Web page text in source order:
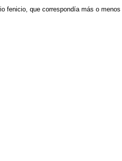
fenicio, que correspondía más o